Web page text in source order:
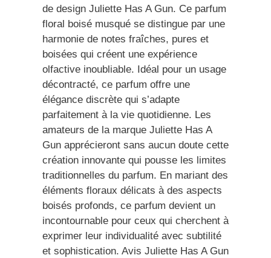
de design Juliette Has A Gun. Ce parfum
floral boisé musqué se distingue par une
harmonie de notes fraîches, pures et
boisées qui créent une expérience
olfactive inoubliable. Idéal pour un usage
décontracté, ce parfum offre une
élégance discrète qui s’adapte
parfaitement à la vie quotidienne. Les
amateurs de la marque Juliette Has A
Gun apprécieront sans aucun doute cette
création innovante qui pousse les limites
traditionnelles du parfum. En mariant des
éléments floraux délicats à des aspects
boisés profonds, ce parfum devient un
incontournable pour ceux qui cherchent à
exprimer leur individualité avec subtilité
et sophistication. Avis Juliette Has A Gun